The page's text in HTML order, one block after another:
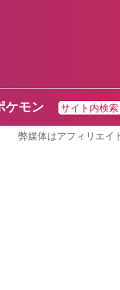
ケモン
弊媒体はアフィリエイ